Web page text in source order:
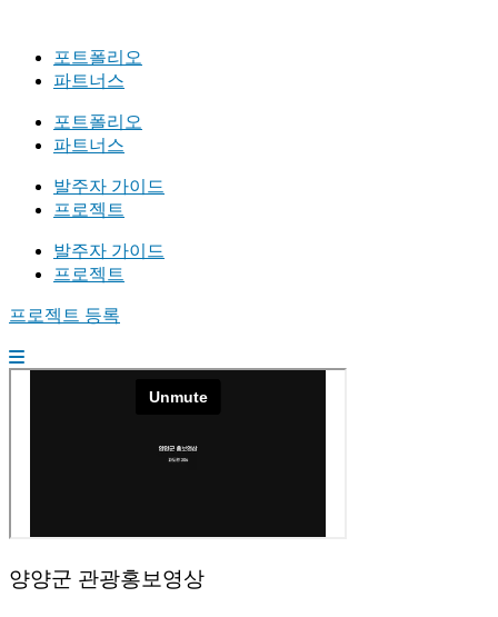
포트폴리오
파트너스
포트폴리오
파트너스
발주자 가이드
프로젝트
발주자 가이드
프로젝트
프로젝트 등록
양양군 관광홍보영상